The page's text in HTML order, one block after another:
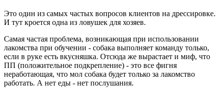
Это один из самых частых вопросов клиентов на дрессировке.
И тут кроется одна из ловушек для хозяев.
Самая частая проблема, возникающая при использовании
лакомства при обучении - собака выполняет команду только,
если в руке есть вкусняшка. Отсюда же вырастает и миф, что
ПП (положительное подкрепление) - это все фигня
неработающая, что мол собака будет только за лакомство
работать. А нет еды - нет послушания.